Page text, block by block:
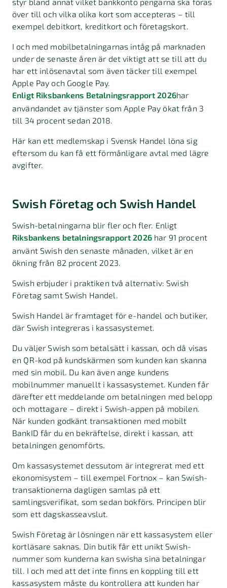
över till och vilka olika kort som accepteras – till
exempel debitkort, kreditkort och företagskort.
I och med mobilbetalningarnas intåg på marknaden
under de senaste åren är det viktigt att se till att du
har ett inlösenavtal som även täcker till exempel
Apple Pay och Google Pay.
Enligt Riksbankens Betalningsrapport 2026har
användandet av tjänster som Apple Pay ökat från 3
till 34 procent sedan 2018.
Här kan ett medlemskap i Svensk Handel löna sig
eftersom du kan få ett förmånligare avtal med lägre
avgifter.
Swish Företag och Swish Handel
Swish-betalningarna blir fler och fler. Enligt
Riksbankens betalningsrapport 2026har 91 procent
använt Swish den senaste månaden, vilket är en
ökning från 82 procent 2023.
Swish erbjuder i praktiken två alternativ: Swish
Företag samt Swish Handel.
Swish Handel är framtaget för e-handel och butiker,
där Swish integreras i kassasystemet.
Du väljer Swish som betalsätt i kassan, och då visas
en QR-kod på kundskärmen som kunden kan skanna
med sin mobil. Du kan även ange kundens
mobilnummer manuellt i kassasystemet. Kunden får
därefter ett meddelande om betalningen med belopp
och mottagare – direkt i Swish-appen på mobilen.
När kunden godkänt transaktionen med mobilt
BankID får du en bekräftelse, direkt i kassan, att
betalningen genomförts.
Om kassasystemet dessutom är integrerat med ett
ekonomisystem – till exempel Fortnox – kan Swish-
transaktionerna dagligen samlas på ett
samlingsverifikat, som sedan bokförs. Principen blir
som ett dagskasseavslut.
Swish Företag är lösningen när ett kassasystem eller
kortläsare saknas. Din butik får ett unikt Swish-
nummer som kunderna kan swisha sina betalningar
till. I och med att det inte finns en koppling till ett
kassasystem måste du kontrollera att kunden har